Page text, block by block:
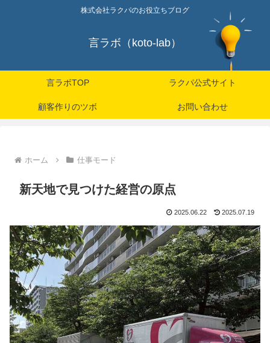
株式会社ラクパのお役立ちブログ
言ラボ（koto-lab）
言ラボTOP ラクパ公式サイト
顧客作りのツボ お問い合わせ
ホーム 仕事モード
新天地で見つけた経営の原点
2025.06.22 2025.07.19